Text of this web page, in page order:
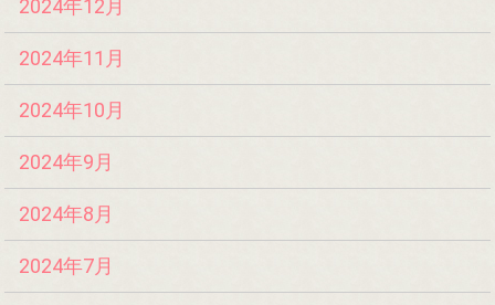
2024年12月
2024年11月
2024年10月
2024年9月
2024年8月
2024年7月